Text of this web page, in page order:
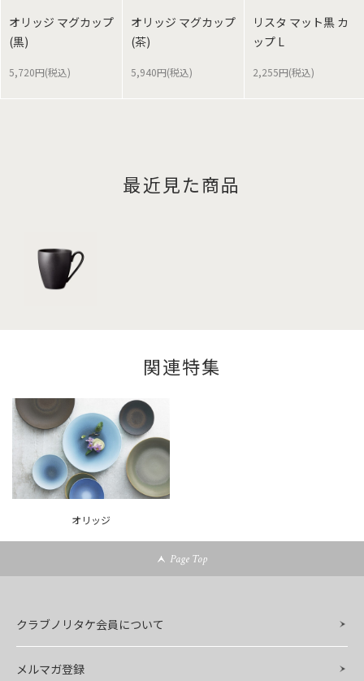
オリッジ マグカップ
(黒)
5,720円(税込)
オリッジ マグカップ
(茶)
5,940円(税込)
リスタ マット黒 カ
ップ L
2,255円(税込)
最近見た商品
関連特集
オリッジ
Page Top
クラブノリタケ会員について
メルマガ登録